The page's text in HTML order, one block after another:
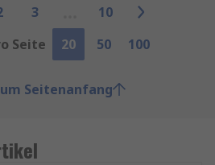
3
10
Seite
20 50 100
Seitenanfang